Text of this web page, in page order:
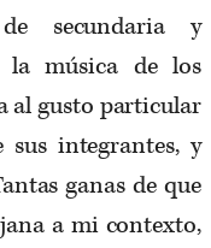
secundaria y
la música de los
al gusto particular
integrantes, y
ganas de que
a mi contexto,